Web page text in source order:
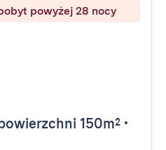
powyżej 28 nocy
150m² •